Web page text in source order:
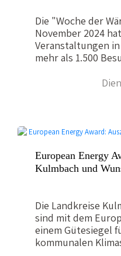
Interesse. Das
sehr positiv, die
Die "Woche der
November 2024
Veranstaltungen
mehr als 1.500
Vorträgen,
abbauen und
Sie die
Präsentation nicht
liegt es in der
Referent seine
allgemeinen…
European Energy
Kulmbach und
Die Landkreise
sind mit dem
einem Gütesiegel
kommunalen